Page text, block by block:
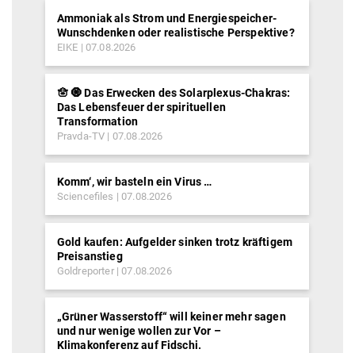
Ammoniak als Strom und Energiespeicher-
Wunschdenken oder realistische Perspektive?
EIKE 07.08.2026
🪬 🧿 Das Erwecken des Solarplexus-Chakras:
Das Lebensfeuer der spirituellen
Transformation
Pravda-TV 07.08.2026
Komm‘, wir basteln ein Virus …
Sciencefiles 07.08.2026
Gold kaufen: Aufgelder sinken trotz kräftigem
Preisanstieg
Goldreporter 07.08.2026
„Grüner Wasserstoff“ will keiner mehr sagen
und nur wenige wollen zur Vor –
Klimakonferenz auf Fidschi.